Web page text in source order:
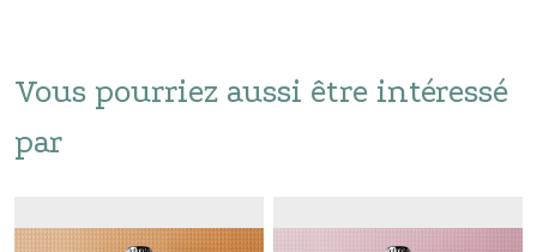
Vous pourriez aussi être intéressé
par